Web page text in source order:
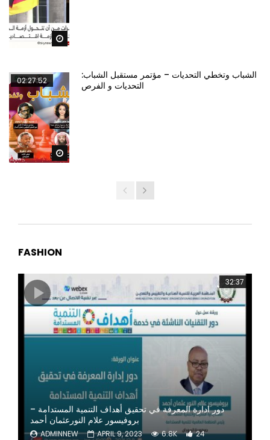
Watch Later
Watch Later
02:27:52
الشباب وتخطي التحديات – مؤتمر مستقبل الشباب:
التحديات و الفرص
FASHION
32:37
دور ادارة المعرفة في تحقيق أهداف التنمية المستدامة –
بروفيسور علام النورعثمان أحمد
ADMINNEW APRIL 9, 2023 6.8K 24